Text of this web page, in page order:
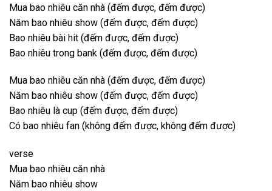
Mua bao nhiêu căn nhà (đếm được, đếm được)
Năm bao nhiêu show (đếm được, đếm được)
Bao nhiêu bài hit (đếm được, đếm được)
Bao nhiêu trong bank (đếm được, đếm được)
Mua bao nhiêu căn nhà (đếm được, đếm được)
Năm bao nhiêu show (đếm được, đếm được)
Bao nhiêu là cup (đếm được, đếm được)
Có bao nhiêu fan (không đếm được, không đếm được)
verse
Mua bao nhiêu căn nhà
Năm bao nhiêu show